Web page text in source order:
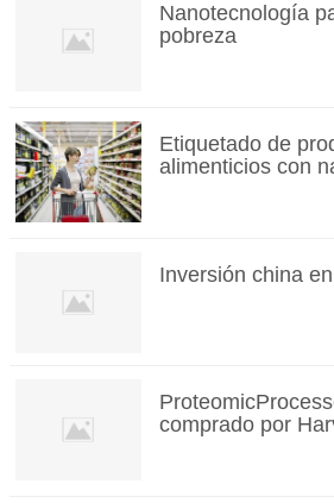
Nanotecnología
pobreza
Etiquetado de
alimenticios con
Inversión china
comprado por